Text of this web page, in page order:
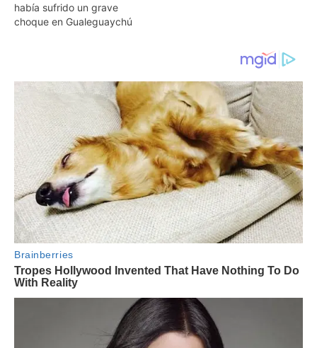
había sufrido un grave
choque en Gualeguaychú